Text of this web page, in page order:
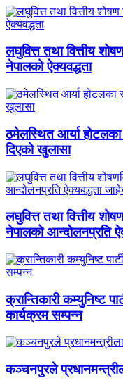
लघुवित्त तथा वित्तीय
नेपालको ऐक्यवद्धता
ठमेलस्थित आर्या होटलका
दिएको खुलासा
लघुवित्त तथा वित्तीय
नेपालको आन्दोलनप्रति
क्रान्तिकारी कम्युनिष्ट
कार्यक्रम सम्पन्न
कञ्चनपुरले